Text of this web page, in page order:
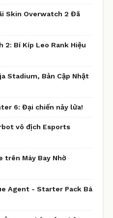
Skin Overwatch 2 Đã
2: Bí Kíp Leo Rank Hiệu
Stadium, Bản Cập Nhật
6: Đại chiến nảy lửa!
vô địch Esports
trên Máy Bay Nhờ
Agent - Starter Pack Bá